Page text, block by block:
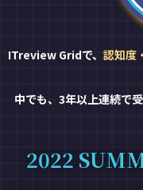
ITreview Gridで、 認知度
中でも、3年以上連続で
2022